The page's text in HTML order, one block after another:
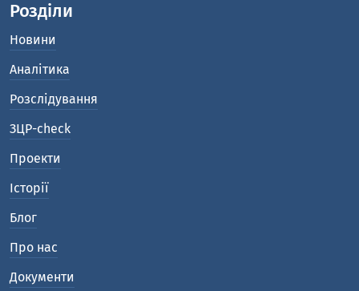
Розділи
Новини
Аналітика
Розслідування
ЗЦР-check
Проекти
Історії
Блог
Про нас
Документи